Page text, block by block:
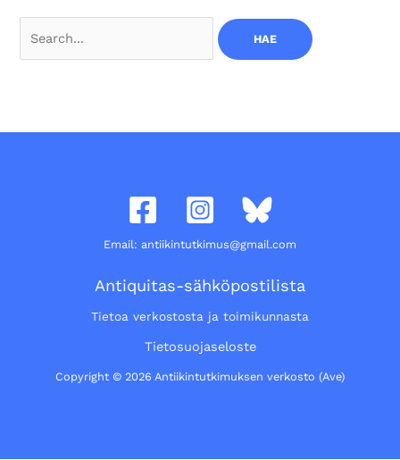
Email: antiikintutkimus@gmail.com
Antiquitas-sähköpostilista
Tietoa verkostosta ja toimikunnasta
Tietosuojaseloste
Copyright © 2026 Antiikintutkimuksen verkosto (Ave)